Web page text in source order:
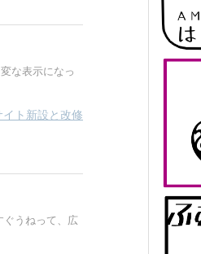
な表示になっ
イト新設と改修
うねって、広